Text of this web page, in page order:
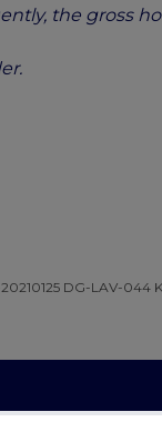
the gross
DG-LAV-044